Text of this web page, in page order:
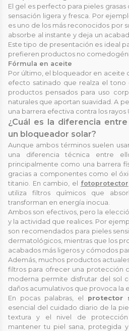
El gel es perfecto para pieles
sensación ligera y fresca. Por
es uno de los más reconocidos por
absorbe al instante y deja un
Este tipo de presentación es ideal
prefieren productos no
Fórmula en aceite
Por último, el bloqueador en aceite
efecto satinado que realza el tono
productos pensados para uso
naturales que aportan suavidad. A
una barrera efectiva contra los rayos
¿Cuál es la diferencia
un bloqueador solar?
Aunque ambos términos suelen
una diferencia técnica entre
principalmente como una barrera
gracias a componentes como el
titanio. En cambio, el fotoprotector
utiliza filtros químicos que
transforman en energía inocua.
Ambos son efectivos, pero la
y la actividad que realices. Por
son recomendados para pieles
dermatológicos, mientras que los
acabados más ligeros y cómodos
Además, muchos productos
filtros para ofrecer una protección
moderna permite disfrutar del sol
daños acumulativos que provoca la
En pocas palabras, el protector
esencial del cuidado diario de la
textura y el nivel de
mantener tu piel sana, protegida